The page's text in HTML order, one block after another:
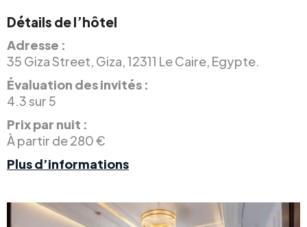
Détails de l’hôtel
Adresse :
35 Giza Street, Giza, 12311 Le Caire, Egypte.
Évaluation des invités :
4.3 sur 5
Prix par nuit :
À partir de 280 €
Plus d’informations